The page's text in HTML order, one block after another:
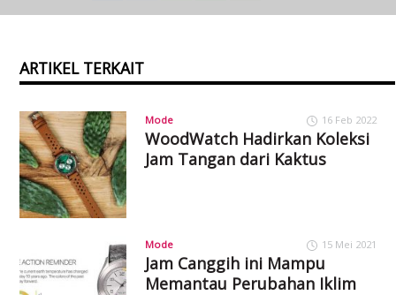
ARTIKEL TERKAIT
Mode 16 Feb 2022
WoodWatch Hadirkan Koleksi
Jam Tangan dari Kaktus
Mode 15 Mei 2021
Jam Canggih ini Mampu
Memantau Perubahan Iklim